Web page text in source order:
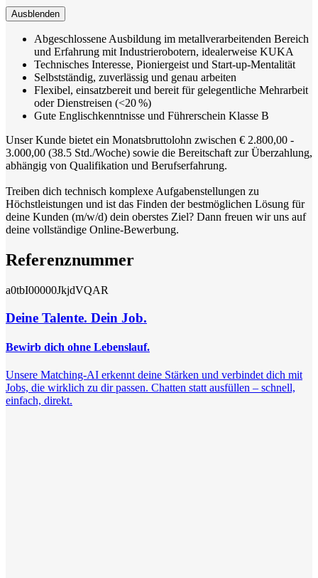
Ausblenden
Abgeschlossene Ausbildung im metallverarbeitenden Bereich
und Erfahrung mit Industrierobotern, idealerweise KUKA
Technisches Interesse, Pioniergeist und Start-up-Mentalität
Selbstständig, zuverlässig und genau arbeiten
Flexibel, einsatzbereit und bereit für gelegentliche Mehrarbeit
oder Dienstreisen (<20 %)
Gute Englischkenntnisse und Führerschein Klasse B
Unser Kunde bietet ein Monatsbruttolohn zwischen € 2.800,00 -
3.000,00 (38.5 Std./Woche) sowie die Bereitschaft zur Überzahlung,
abhängig von Qualifikation und Berufserfahrung.
Treiben dich technisch komplexe Aufgabenstellungen zu
Höchstleistungen und ist das Finden der bestmöglichen Lösung für
deine Kunden (m/w/d) dein oberstes Ziel? Dann freuen wir uns auf
deine vollständige Online-Bewerbung.
Referenznummer
a0tbI00000JkjdVQAR
Deine Talente. Dein Job.
Bewirb dich ohne Lebenslauf.
Unsere Matching-AI erkennt deine Stärken und verbindet dich mit
Jobs, die wirklich zu dir passen. Chatten statt ausfüllen – schnell,
einfach, direkt.